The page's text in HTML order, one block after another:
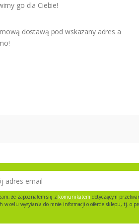
go dla Ciebie!
dostawą pod wskazany adres a
email
że zapoznałem się z komunikatem dotyczącym
w celu wysyłania do mnie informacji o ofercie sklepu, tj. o